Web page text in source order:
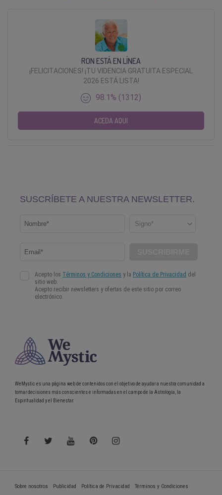
RON ESTÁ EN LÍNEA
¡FELICITACIONES! ¡TU VIDENCIA GRATUITA ESPECIAL
2026 ESTÁ LISTA!
98.1% (1312)
ACEDA AQUI
WeMystic es una página web de contenidos con el objetivo de ayudar a nuestra comunidad a
tomar decisiones más conscientes e informadas en el campo de la Astrología, la
Espiritualidad y el Bienestar.
Sobre nosotros Publicidad Política de Privacidad
Términos y Condiciones